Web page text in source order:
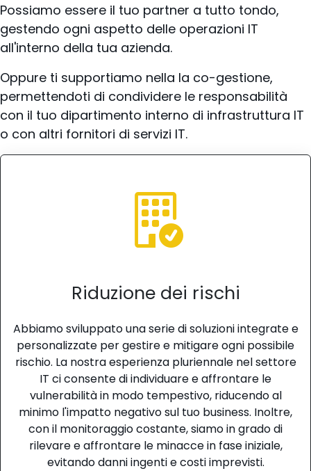
Possiamo essere il tuo partner a tutto tondo,
gestendo ogni aspetto delle operazioni IT
all'interno della tua azienda.
Oppure ti supportiamo nella la co-gestione,
permettendoti di condividere le responsabilità
con il tuo dipartimento interno di infrastruttura IT
o con altri fornitori di servizi IT.
Riduzione dei rischi
Abbiamo sviluppato una serie di soluzioni integrate e
personalizzate per gestire e mitigare ogni possibile
rischio. La nostra esperienza pluriennale nel settore
IT ci consente di individuare e affrontare le
vulnerabilità in modo tempestivo, riducendo al
minimo l'impatto negativo sul tuo business. Inoltre,
con il monitoraggio costante, siamo in grado di
rilevare e affrontare le minacce in fase iniziale,
evitando danni ingenti e costi imprevisti.